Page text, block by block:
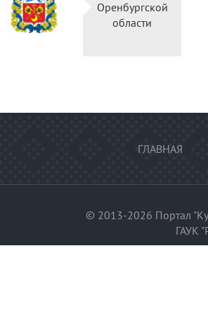
Российской
федерации
ГЛАВНАЯ
© 2013-2026 Портал
ГАУК